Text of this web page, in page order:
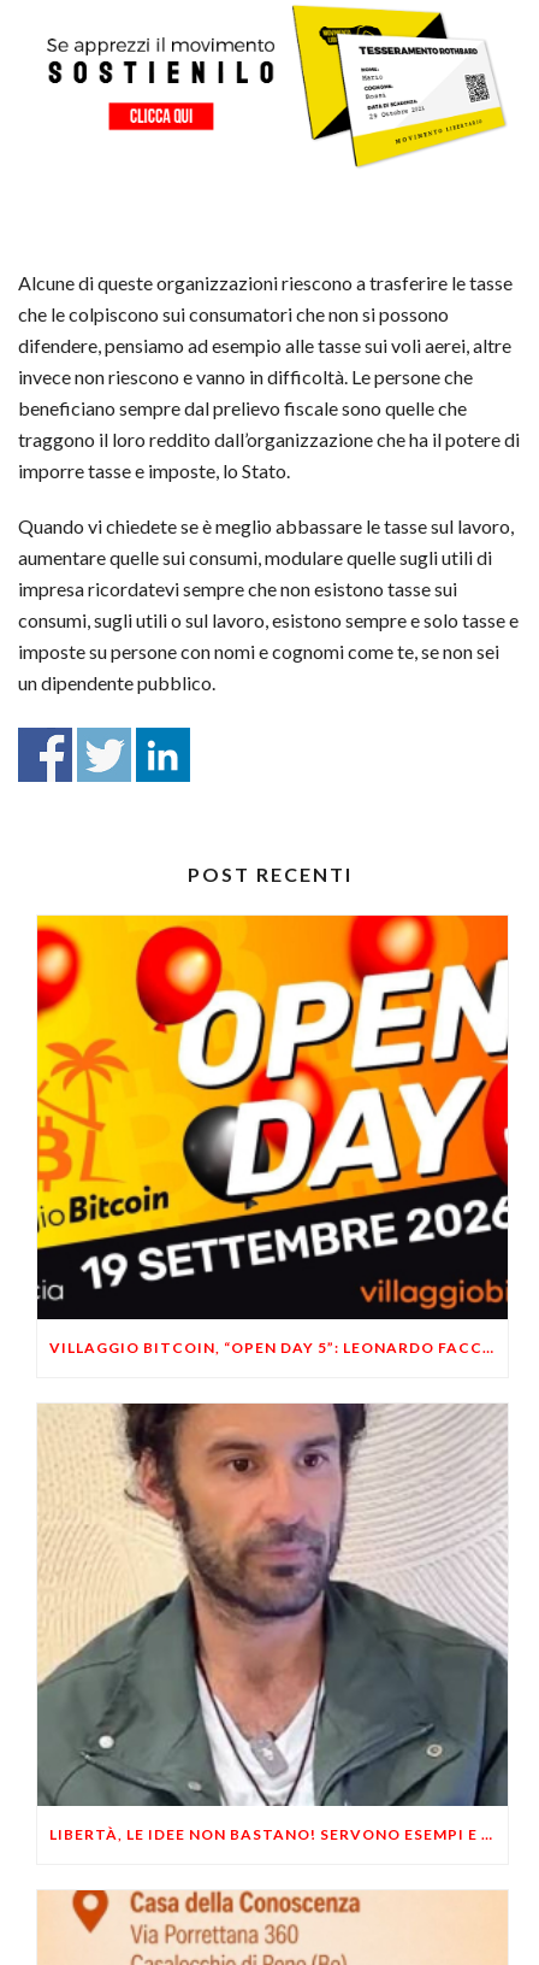
Alcune di queste organizzazioni riescono a trasferire le tasse
che le colpiscono sui consumatori che non si possono
difendere, pensiamo ad esempio alle tasse sui voli aerei, altre
invece non riescono e vanno in difficoltà. Le persone che
beneficiano sempre dal prelievo fiscale sono quelle che
traggono il loro reddito dall’organizzazione che ha il potere di
imporre tasse e imposte, lo Stato.
Quando vi chiedete se è meglio abbassare le tasse sul lavoro,
aumentare quelle sui consumi, modulare quelle sugli utili di
impresa ricordatevi sempre che non esistono tasse sui
consumi, sugli utili o sul lavoro, esistono sempre e solo tasse e
imposte su persone con nomi e cognomi come te, se non sei
un dipendente pubblico.
POST RECENTI
VILLAGGIO BITCOIN, “OPEN DAY 5”: LEONARDO FACCO OSPITE A BRESCIA
LIBERTÀ, LE IDEE NON BASTANO! SERVONO ESEMPI E UN PO’ DI COERENZA